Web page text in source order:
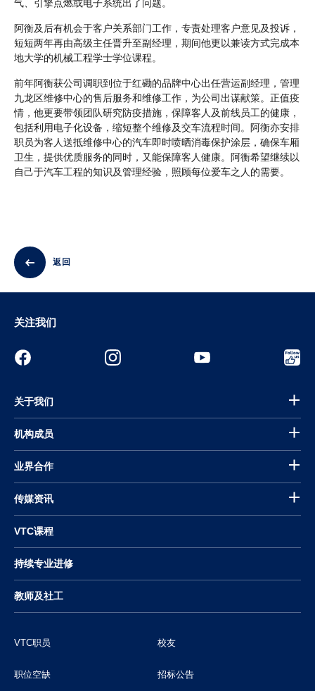
气、引擎点燃或电子系统出了问题。
阿衡及后有机会于客户关系部门工作，专责处理客户意见及投诉，
短短两年再由高级主任晋升至副经理，期间他更以兼读方式完成本
地大学的机械工程学士学位课程。
前年阿衡获公司调职到位于红磡的品牌中心出任营运副经理，管理
九龙区维修中心的售后服务和维修工作，为公司出谋献策。正值疫
情，他更要带领团队研究防疫措施，保障客人及前线员工的健康，
包括利用电子化设备，缩短整个维修及交车流程时间。阿衡亦安排
职员为客人送抵维修中心的汽车即时喷晒消毒保护涂层，确保车厢
卫生，提供优质服务的同时，又能保障客人健康。阿衡希望继续以
自己于汽车工程的知识及管理经验，照顾每位爱车之人的需要。
返回
关注我们
关于我们
机构成员
业界合作
传媒资讯
VTC课程
持续专业进修
教师及社工
VTC职员 校友
职位空缺 招标公告